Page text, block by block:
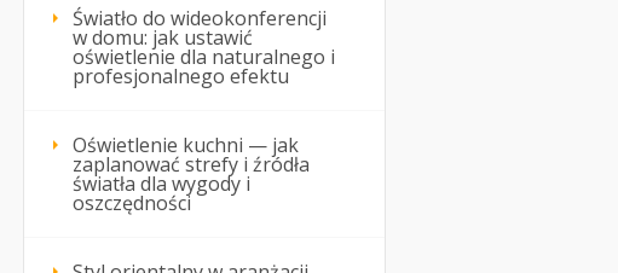
Światło do wideokonferencji
w domu: jak ustawić
oświetlenie dla naturalnego i
profesjonalnego efektu
Oświetlenie kuchni — jak
zaplanować strefy i źródła
światła dla wygody i
oszczędności